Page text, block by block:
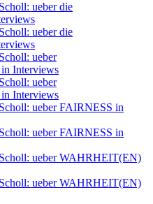
ueber die
ueber die
ueber
Interviews
ueber
Interviews
ueber FAIRNESS in
ueber FAIRNESS in
ueber WAHRHEIT(EN)
ueber WAHRHEIT(EN)